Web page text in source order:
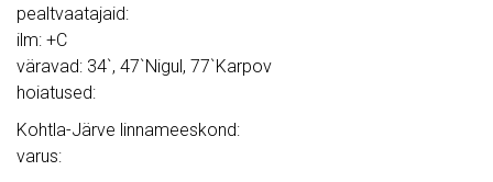
pealtvaatajaid:
ilm: +C
väravad: 34`, 47`Nigul, 77`Karpov
hoiatused:
Kohtla-Järve linnameeskond:
varus: